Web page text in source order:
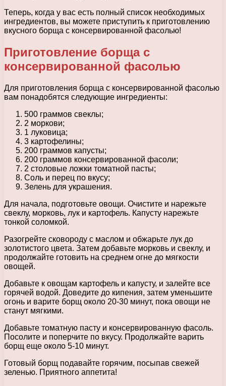
Теперь, когда у вас есть полный список необходимых
ингредиентов, вы можете приступить к приготовлению
вкусного борща с консервированной фасолью!
Приготовление борща с
консервированной фасолью
Для приготовления борща с консервированной фасолью
вам понадобятся следующие ингредиенты:
500 граммов свеклы;
2 моркови;
1 луковица;
3 картофелины;
200 граммов капусты;
200 граммов консервированной фасоли;
2 столовые ложки томатной пасты;
Соль и перец по вкусу;
Зелень для украшения.
Для начала, подготовьте овощи. Очистите и нарежьте
свеклу, морковь, лук и картофель. Капусту нарежьте
тонкой соломкой.
Разогрейте сковороду с маслом и обжарьте лук до
золотистого цвета. Затем добавьте морковь и свеклу, и
продолжайте готовить на среднем огне до мягкости
овощей.
Добавьте к овощам картофель и капусту, и залейте все
горячей водой. Доведите до кипения, затем уменьшите
огонь и варите борщ около 20-30 минут, пока овощи не
станут мягкими.
Добавьте томатную пасту и консервированную фасоль.
Посолите и поперчите по вкусу. Продолжайте варить
борщ еще около 5-10 минут.
Готовый борщ подавайте горячим, посыпав свежей
зеленью. Приятного аппетита!